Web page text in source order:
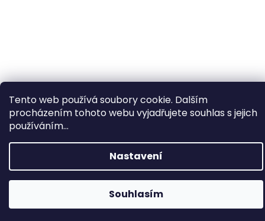
Tento web používá soubory cookie. Dalším
procházením tohoto webu vyjadřujete souhlas s jejich
používáním...
Nastavení
Souhlasím
×
Hledáte nejvýhodnější cenu? Získáte jí
pomocíregistrace
1% SLEVA NA PRVNÍ NÁKUP - POMOCÍ SLEVOVÉHO